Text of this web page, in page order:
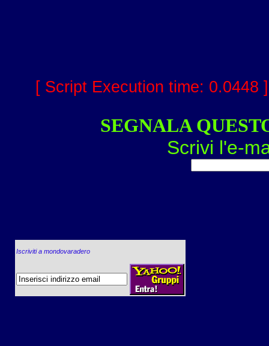
[ Script Execution time:
SEGNALA
Scrivi l'e-
Iscriviti a mondovaradero